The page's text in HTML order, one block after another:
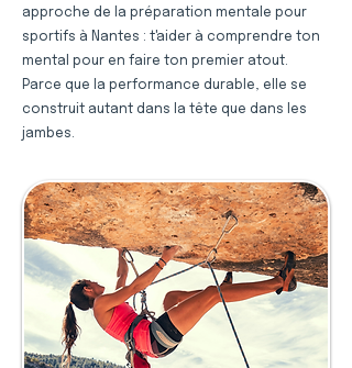
approche de la préparation mentale pour
sportifs à Nantes : t'aider à comprendre ton
mental pour en faire ton premier atout.
Parce que la performance durable, elle se
construit autant dans la tête que dans les
jambes.